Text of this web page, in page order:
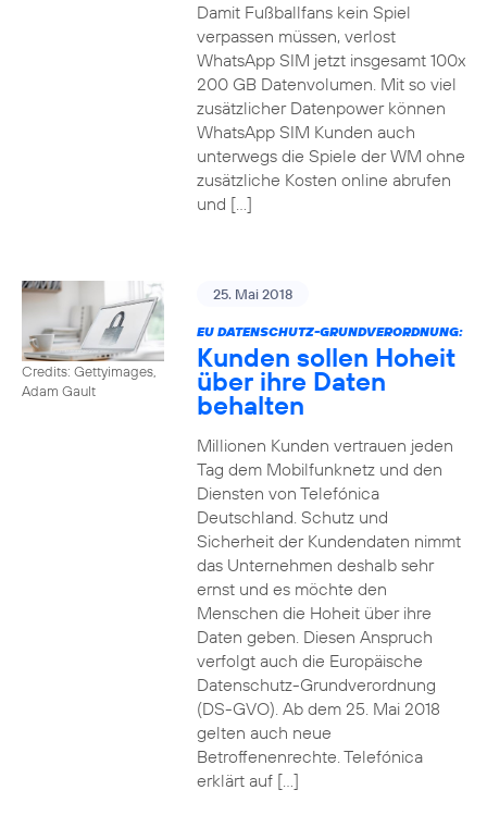
Damit Fußballfans kein Spiel
verpassen müssen, verlost
WhatsApp SIM jetzt insgesamt 100x
200 GB Datenvolumen. Mit so viel
zusätzlicher Datenpower können
WhatsApp SIM Kunden auch
unterwegs die Spiele der WM ohne
zusätzliche Kosten online abrufen
und […]
Credits: Gettyimages,
Adam Gault
25. Mai 2018
EU DATENSCHUTZ-GRUNDVERORDNUNG:
Kunden sollen Hoheit
über ihre Daten
behalten
Millionen Kunden vertrauen jeden
Tag dem Mobilfunknetz und den
Diensten von Telefónica
Deutschland. Schutz und
Sicherheit der Kundendaten nimmt
das Unternehmen deshalb sehr
ernst und es möchte den
Menschen die Hoheit über ihre
Daten geben. Diesen Anspruch
verfolgt auch die Europäische
Datenschutz-Grundverordnung
(DS-GVO). Ab dem 25. Mai 2018
gelten auch neue
Betroffenenrechte. Telefónica
erklärt auf […]